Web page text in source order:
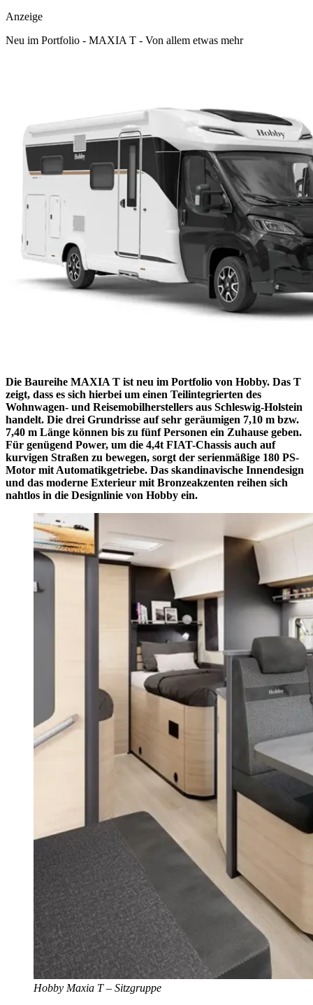
Anzeige
Neu im Portfolio - MAXIA T - Von allem etwas mehr
Die Baureihe MAXIA T ist neu im Portfolio von Hobby. Das T
zeigt, dass es sich hierbei um einen Teilintegrierten des
Wohnwagen- und Reisemobilherstellers aus Schleswig-Holstein
handelt. Die drei Grundrisse auf sehr geräumigen 7,10 m bzw.
7,40 m Länge können bis zu fünf Personen ein Zuhause geben.
Für genügend Power, um die 4,4t FIAT-Chassis auch auf
kurvigen Straßen zu bewegen, sorgt der serienmäßige 180 PS-
Motor mit Automatikgetriebe. Das skandinavische Innendesign
und das moderne Exterieur mit Bronzeakzenten reihen sich
nahtlos in die Designlinie von Hobby ein.
Hobby Maxia T – Sitzgruppe